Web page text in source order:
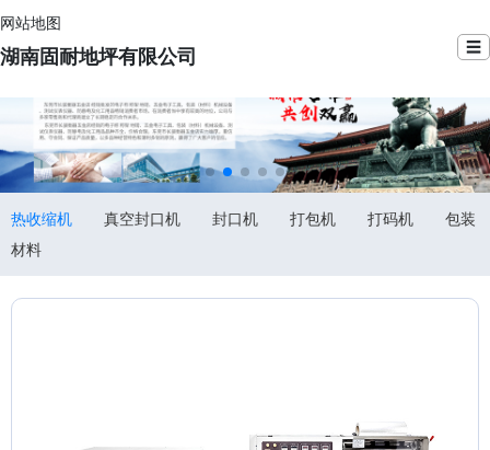
网站地图
湖南固耐地坪有限公司 ☰
热收缩机 真空封口机 封口机 打包机 打码机
包装
材料